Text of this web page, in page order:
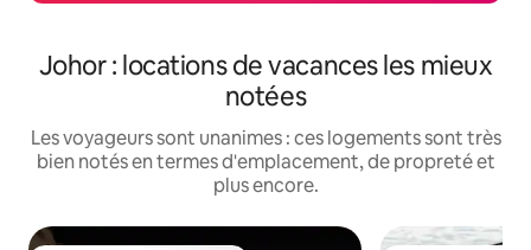
Johor : locations de vacances les mieux
notées
Les voyageurs sont unanimes : ces logements sont très
bien notés en termes d'emplacement, de propreté et
plus encore.